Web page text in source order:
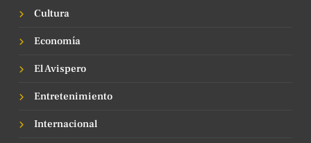
Cultura
Economía
El Avispero
Entretenimiento
Internacional